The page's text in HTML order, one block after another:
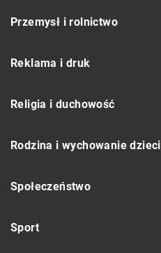
Przemysł i rolnictwo
Reklama i druk
Religia i duchowość
Rodzina i wychowanie dzieci
Społeczeństwo
Sport